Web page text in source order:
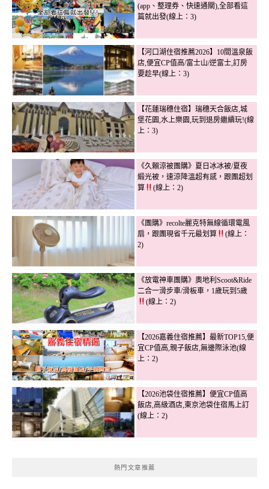
(app、整理券、快速通關),全部看這
篇就出發(線上：3)
【河口湖住宿推薦2026】10間溫泉飯
店,便宜CP值高/富士山/逆富士,訂房
要趁早(線上：3)
【花蓮瑞穗住宿】瑞穗天合飯店,城
堡花園,水上樂園,玩到退房繼續玩!(線
上：3)
《久賴涼被團購》夏日冰冰被/夏夜
緞光被，速涼降溫超有感，跟團超划
算
(線上：2)
《團購》recolte麗克特無線循環電風
扇，跟團現省千元最划算
(線上：
2)
《放電神車團購》奧地利Scoot&Ride
二合一滑步車/滑板車，1歲玩到5歲
(線上：2)
【2026嘉義住宿推薦】最新TOP15,便
宜CP值高,親子飯店,無邊際泳池(線
上：2)
【2026池袋住宿推薦】便宜CP值高
飯店,高級酒店,東京池袋住宿馬上訂
(線上：2)
熱門文章推薦